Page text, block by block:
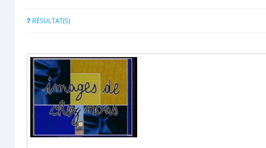
7 RÉSULTAT(S)